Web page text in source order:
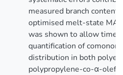
measured branch
optimised melt-state
was shown to allow time
quantification of
distribution in both
polypropylene-co-α-